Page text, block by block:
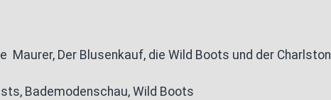
Maurer, Der Blusenkauf, die Wild Boots und der Charlston
Bademodenschau, Wild Boots